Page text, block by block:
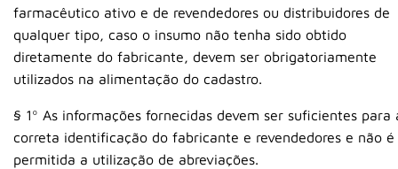
farmacêutico ativo e de revendedores ou distribuidores de
qualquer tipo, caso o insumo não tenha sido obtido
diretamente do fabricante, devem ser obrigatoriamente
utilizados na alimentação do cadastro.
§ 1º As informações fornecidas devem ser suficientes para
correta identificação do fabricante e revendedores e não é
permitida a utilização de abreviações.